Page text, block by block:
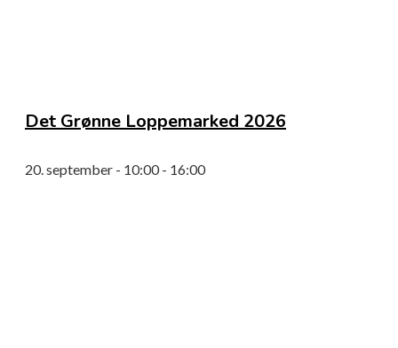
Det Grønne Loppemarked 2026
20. september - 10:00- 16:00